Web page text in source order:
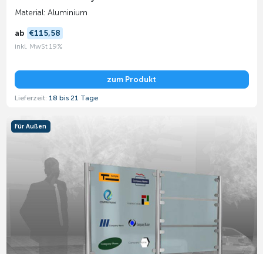
Material: Aluminium
ab €115,58
inkl. MwSt 19%
zum Produkt
Lieferzeit: 18 bis 21 Tage
Für Außen